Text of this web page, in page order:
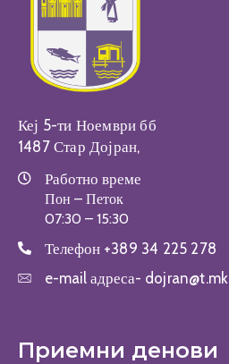
Кеј 5-ти Ноември бб
1487 Стар Дојран,
Работно време
Пон – Петок
07:30 – 15:30
Телефон +389 34 225 278
e-mail адреса- dojran@t.mk
Приемни денови